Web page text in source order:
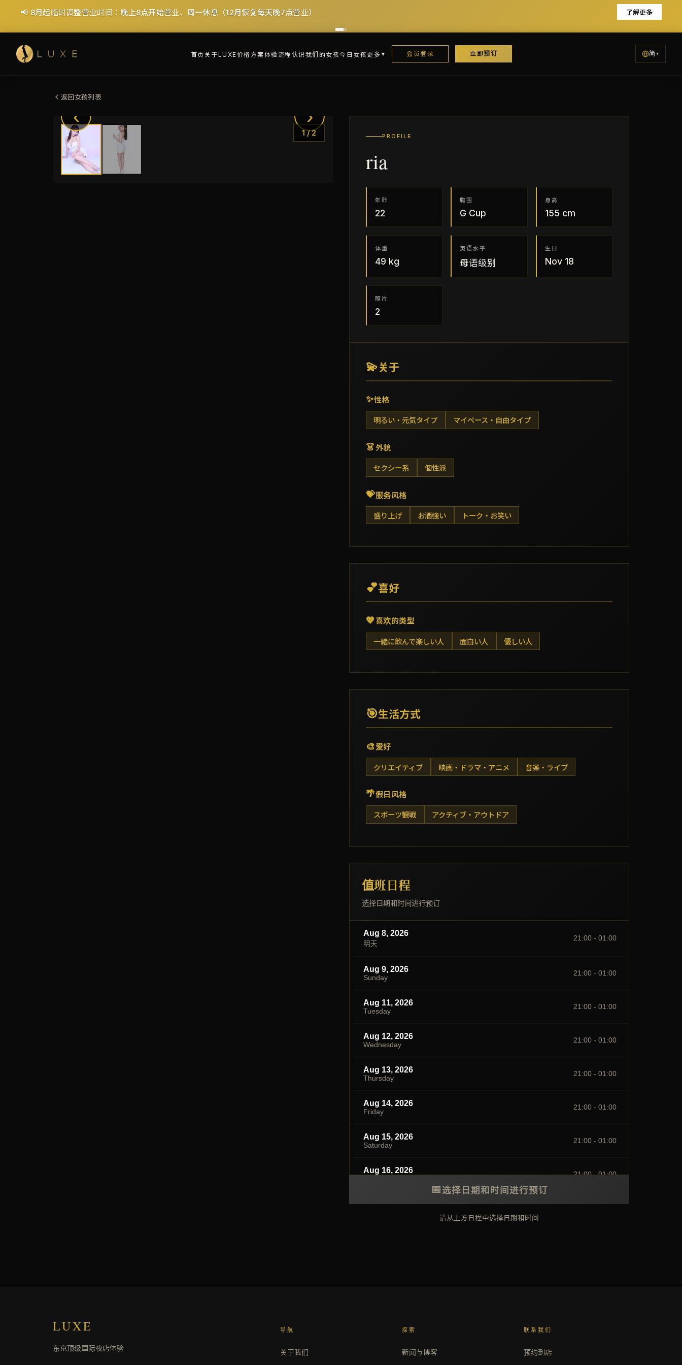
📢 8月起临时调整营业时间：晚上8点开始营业、周一休息（12月恢复每天晚7点营业） 了解更多
首页 关于LUXE价格方案体验流程 认识我们的女孩今日女孩更多 会员登录 立即预订 简
返回女孩列表
‹ ›
1/2 PROFILE
ria
年龄
22
胸围
G Cup
身高
155 cm
体重
49 kg
英语水平
母语级别
生日
Nov 18
照片
2
💫 关于
✨性格
明るい・元気タイプ マイペース・自由タイプ
👗外貌
セクシー系 個性派
💝服务风格
盛り上げ お酒強い トーク・お笑い
💕喜好
💖 喜欢的类型
一緒に飲んで楽しい人 面白い人 優しい人
🎯生活方式
🎨 爱好
クリエイティブ 映画・ドラマ・アニメ 音楽・ライブ
🌴假日风格
スポーツ観戦 アクティブ・アウトドア
值班日程
选择日期和时间进行预订
Aug 8, 2026
明天
21:00 - 01:00
Aug 9, 2026
Sunday
21:00 - 01:00
Aug 11, 2026
Tuesday
21:00 - 01:00
Aug 12, 2026
Wednesday
21:00 - 01:00
Aug 13, 2026
Thursday
21:00 - 01:00
Aug 14, 2026
Friday
21:00 - 01:00
Aug 15, 2026
Saturday
21:00 - 01:00
Aug 16, 2026 21:00 - 01:00
📅 选择日期和时间进行预订
请从上方日程中选择日期和时间
LUXE
东京顶级国际夜店体验
导航
关于我们
探索
新闻与博客
联系我们
预约到店